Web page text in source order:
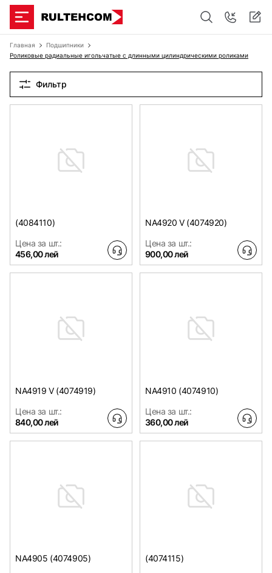
Главная
Подшипники
Роликовые радиальные игольчатые с длинными цилиндрическими роликами
Фильтр
(4084110)
Цена за шт.:
456,00 лей
NA4920 V (4074920)
Цена за шт.:
900,00 лей
NA4919 V (4074919)
Цена за шт.:
840,00 лей
NA4910 (4074910)
Цена за шт.:
360,00 лей
NA4905 (4074905)
(4074115)